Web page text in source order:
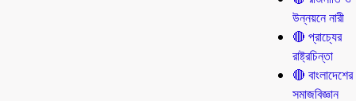
উন্নয়নে নারী
🔴 প্রাচ্যের
রাষ্ট্রচিন্তা
🔴 বাংলাদেশের
সমাজবিজ্ঞান